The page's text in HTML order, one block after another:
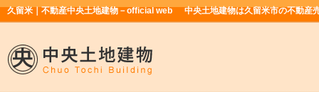
久留米｜不動産中央土地建物－official web 中央土地建物は久留米市の不動産